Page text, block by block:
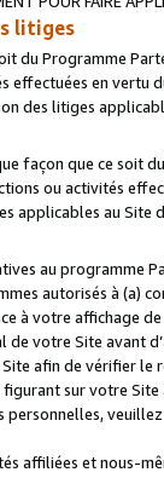
litiges
du Programme
effectuées en vertu
des litiges
façon que ce soit
ou activités
applicables au Site
au programme
autorisés à
à votre affichage
de votre Site avant
afin de vérifier
sur votre
affiliées et nous-